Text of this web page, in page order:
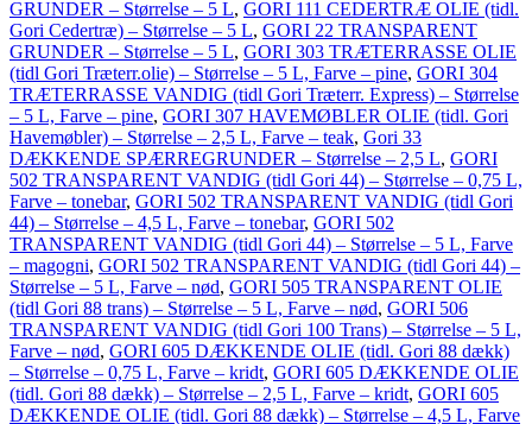
GRUNDER – Størrelse – 5 L, GORI 111 CEDERTRÆ OLIE (tidl.
Gori Cedertræ) – Størrelse – 5 L, GORI 22 TRANSPARENT
GRUNDER – Størrelse – 5 L, GORI 303 TRÆTERRASSE OLIE
(tidl Gori Træterr.olie) – Størrelse – 5 L, Farve – pine, GORI 304
TRÆTERRASSE VANDIG (tidl Gori Træterr. Express) – Størrelse
– 5 L, Farve – pine, GORI 307 HAVEMØBLER OLIE (tidl. Gori
Havemøbler) – Størrelse – 2,5 L, Farve – teak, Gori 33
DÆKKENDE SPÆRREGRUNDER – Størrelse – 2,5 L, GORI
502 TRANSPARENT VANDIG (tidl Gori 44) – Størrelse – 0,75 L,
Farve – tonebar, GORI 502 TRANSPARENT VANDIG (tidl Gori
44) – Størrelse – 4,5 L, Farve – tonebar, GORI 502
TRANSPARENT VANDIG (tidl Gori 44) – Størrelse – 5 L, Farve
– magogni, GORI 502 TRANSPARENT VANDIG (tidl Gori 44) –
Størrelse – 5 L, Farve – nød, GORI 505 TRANSPARENT OLIE
(tidl Gori 88 trans) – Størrelse – 5 L, Farve – nød, GORI 506
TRANSPARENT VANDIG (tidl Gori 100 Trans) – Størrelse – 5 L,
Farve – nød, GORI 605 DÆKKENDE OLIE (tidl. Gori 88 dækk)
– Størrelse – 0,75 L, Farve – kridt, GORI 605 DÆKKENDE OLIE
(tidl. Gori 88 dækk) – Størrelse – 2,5 L, Farve – kridt, GORI 605
DÆKKENDE OLIE (tidl. Gori 88 dækk) – Størrelse – 4,5 L, Farve